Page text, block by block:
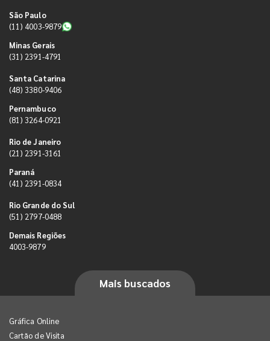
São Paulo
(11) 4003-9879
Minas Gerais
(31) 2391-4791
Santa Catarina
(48) 3380-9406
Pernambuco
(81) 3264-0921
Rio de Janeiro
(21) 2391-3161
Paraná
(41) 2391-0834
Rio Grande do Sul
(51) 2797-0488
Demais Regiões
4003-9879
Mais buscados
Gráfica Online
Cartão de Visita